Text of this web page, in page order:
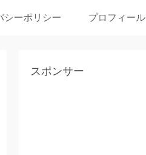
シーポリシー プロフィール
スポンサー